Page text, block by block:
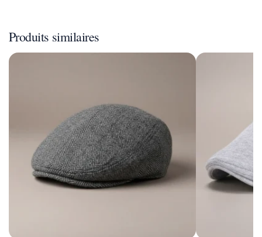
Produits similaires